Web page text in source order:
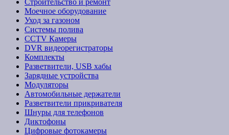
Моечное оборудование
Уход за газоном
Системы полива
CCTV Камеры
DVR видеорегистраторы
Комплекты
Разветвители, USB хабы
Зарядные устройства
Модуляторы
Автомобильные держатели
Разветвители прикривателя
Шнуры для телефонов
Диктофоны
Цифровые фотокамеры